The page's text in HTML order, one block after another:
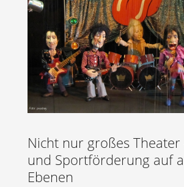
Nicht nur großes Theater
und Sportförderung auf
Ebenen